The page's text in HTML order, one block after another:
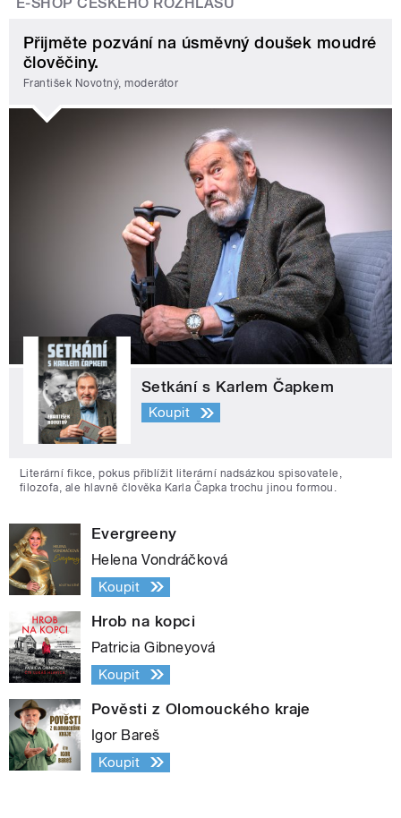
Přijměte pozvání na úsměvný doušek moudré
člověčiny.
František Novotný, moderátor
Setkání s Karlem Čapkem
Koupit
Literární fikce, pokus přiblížit literární nadsázkou spisovatele,
filozofa, ale hlavně člověka Karla Čapka trochu jinou formou.
Evergreeny
Helena Vondráčková
Koupit
Hrob na kopci
Patricia Gibneyová
Koupit
Pověsti z Olomouckého kraje
Igor Bareš
Koupit